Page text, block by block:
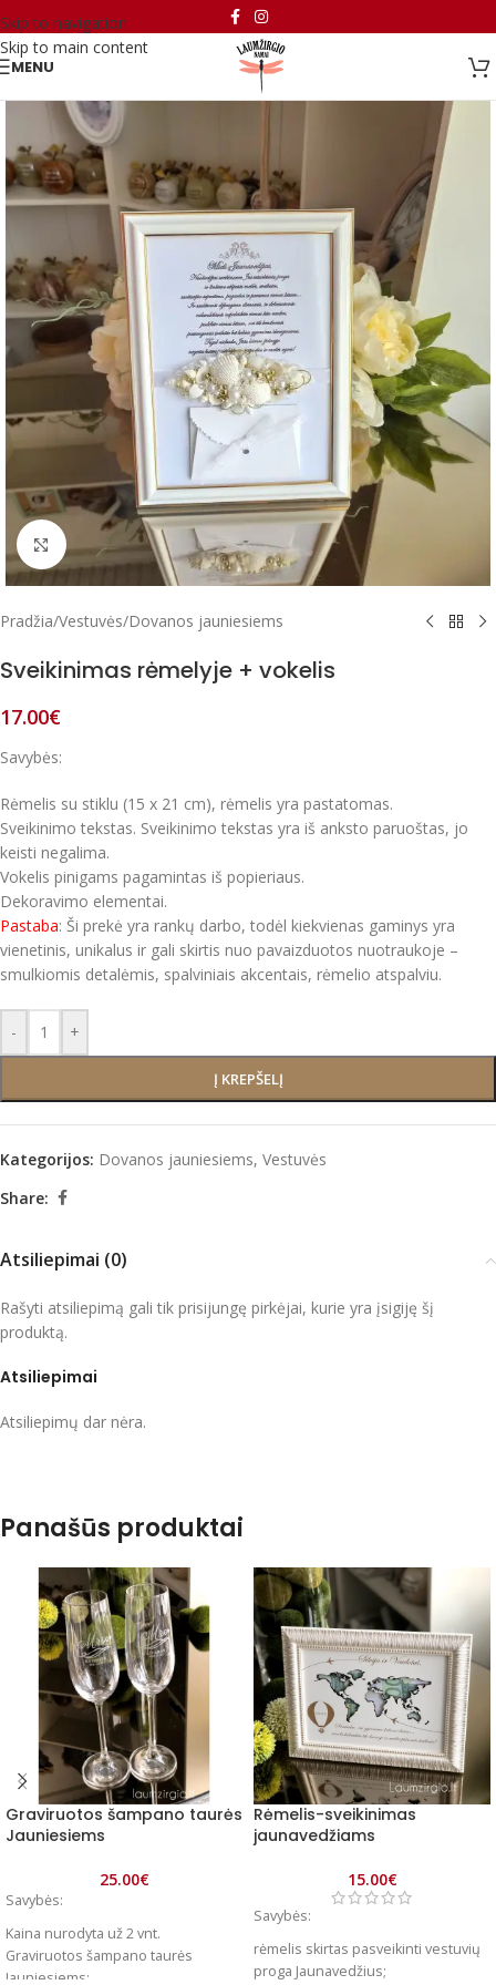
Skip to navigation
Skip to main content
MENU
Paspausk, kad padidintum
Pradžia/Vestuvės/Dovanos jauniesiems
Sveikinimas rėmelyje + vokelis
17.00€
Savybės:
Rėmelis su stiklu (15 x 21 cm), rėmelis yra pastatomas.
Sveikinimo tekstas. Sveikinimo tekstas yra iš anksto paruoštas, jo
keisti negalima.
Vokelis pinigams pagamintas iš popieriaus.
Dekoravimo elementai.
Pastaba: Ši prekė yra rankų darbo, todėl kiekvienas gaminys yra
vienetinis, unikalus ir gali skirtis nuo pavaizduotos nuotraukoje –
smulkiomis detalėmis, spalviniais akcentais, rėmelio atspalviu.
- +
Į KREPŠELĮ
Kategorijos: Dovanos jauniesiems, Vestuvės
Share:
Atsiliepimai (0)
Atsiliepimai
Atsiliepimų dar nėra.
Rašyti atsiliepimą gali tik prisijungę pirkėjai, kurie yra įsigiję šį
produktą.
Panašūs produktai
Graviruotos šampano taurės
Jauniesiems
25.00€
Savybės:
Kaina nurodyta už 2 vnt.
Graviruotos šampano taurės
Jauniesiems;
Rėmelis-sveikinimas
jaunavedžiams
15.00€
Savybės:
rėmelis skirtas pasveikinti vestuvių
proga Jaunavedžius;